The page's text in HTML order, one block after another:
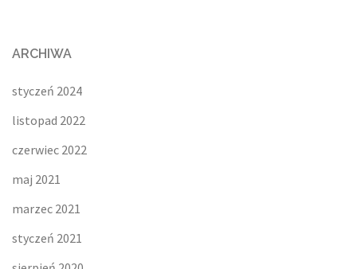
ARCHIWA
styczeń 2024
listopad 2022
czerwiec 2022
maj 2021
marzec 2021
styczeń 2021